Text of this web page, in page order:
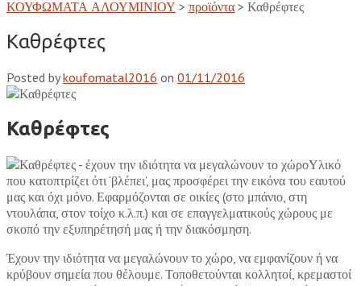
ΚΟΥΦΩΜΑΤΑ ΑΛΟΥΜΙΝΙΟΥ > προϊόντα > Καθρέφτες
Καθρέφτες
Posted bykoufomatal2016 on 01/11/2016
Καθρέφτες
Υλικό
που κατοπτρίζει ότι ‘βλέπει’, μας προσφέρει την εικόνα του εαυτού
μας και όχι μόνο. Εφαρμόζονται σε οικίες (στο μπάνιο, στη
ντουλάπα, στον τοίχο κ.λ.π.) και σε επαγγελματικούς χώρους με
σκοπό την εξυπηρέτησή μας ή την διακόσμηση.
Έχουν την ιδιότητα να μεγαλώνουν το χώρο, να εμφανίζουν ή να
κρύβουν σημεία που θέλουμε. Τοποθετούνται κολλητοί, κρεμαστοί